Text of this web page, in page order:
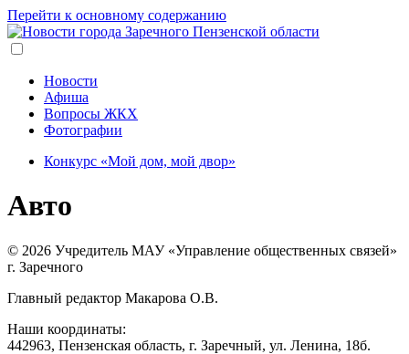
Перейти к основному содержанию
Новости
Афиша
Вопросы ЖКХ
Фотографии
Конкурс «Мой дом, мой двор»
Авто
© 2026 Учредитель МАУ «Управление общественных связей»
г. Заречного
Главный редактор Макарова О.В.
Наши координаты:
442963, Пензенская область, г. Заречный, ул. Ленина, 18б.